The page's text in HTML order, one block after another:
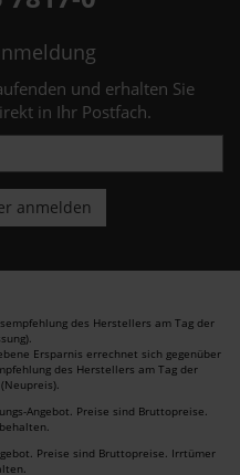
und erhalten Sie
in Ihr Postfach.
des Herstellers am Tag der
Ersparnis errechnet sich gegenüber
des Herstellers am Tag der
Angebot. Preise sind Bruttopreise.
Preise sind Bruttopreise. Irrtümer